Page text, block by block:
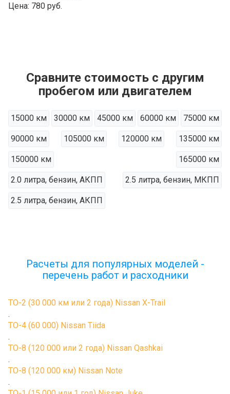
Цена: 780 руб.
Сравните стоимость с другим
пробегом или двигателем
15000 км 30000 км 45000 км 60000 км 75000 км
90000 км 105000 км 120000 км 135000 км
150000 км 165000 км
2.0 литра, бензин, АКПП 2.5 литра, бензин, МКПП
2.5 литра, бензин, АКПП
Расчеты для популярных моделей -
перечень работ и расходники
ТО-2 (30 000 км или 2 года) Nissan X-Trail
.
ТО-4 (60 000) Nissan Tiida
.
ТО-8 (120 000 или 2 года) Nissan Qashkai
.
ТО-8 (120 000 км) Nissan Note
.